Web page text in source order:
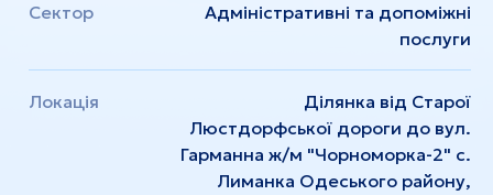
Сектор
Адміністративні та допоміжні
послуги
Локація
Ділянка від Старої
Люстдорфської дороги до вул.
Гарманна ж/м "Чорноморка-2" с.
Лиманка Одеського району,